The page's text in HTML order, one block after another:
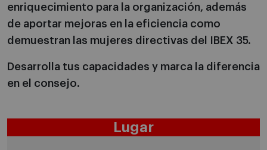
enriquecimiento para la organización, además
de aportar mejoras en la eficiencia como
demuestran las mujeres directivas del IBEX 35.
Desarrolla tus capacidades y marca la diferencia
en el consejo.
Lugar